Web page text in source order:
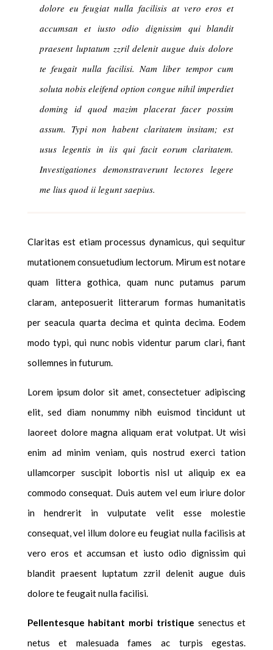
dolore eu feugiat nulla facilisis at vero eros et
accumsan et iusto odio dignissim qui blandit
praesent luptatum zzril delenit augue duis dolore
te feugait nulla facilisi. Nam liber tempor cum
soluta nobis eleifend option congue nihil imperdiet
doming id quod mazim placerat facer possim
assum. Typi non habent claritatem insitam; est
usus legentis in iis qui facit eorum claritatem.
Investigationes demonstraverunt lectores legere
me lius quod ii legunt saepius.
Claritas est etiam processus dynamicus, qui sequitur
mutationem consuetudium lectorum. Mirum est notare
quam littera gothica, quam nunc putamus parum
claram, anteposuerit litterarum formas humanitatis
per seacula quarta decima et quinta decima. Eodem
modo typi, qui nunc nobis videntur parum clari, fiant
sollemnes in futurum.
Lorem ipsum dolor sit amet, consectetuer adipiscing
elit, sed diam nonummy nibh euismod tincidunt ut
laoreet dolore magna aliquam erat volutpat. Ut wisi
enim ad minim veniam, quis nostrud exerci tation
ullamcorper suscipit lobortis nisl ut aliquip ex ea
commodo consequat. Duis autem vel eum iriure dolor
in hendrerit in vulputate velit esse molestie
consequat, vel illum dolore eu feugiat nulla facilisis at
vero eros et accumsan et iusto odio dignissim qui
blandit praesent luptatum zzril delenit augue duis
dolore te feugait nulla facilisi.
Pellentesque habitant morbi tristique senectus et
netus et malesuada fames ac turpis egestas.